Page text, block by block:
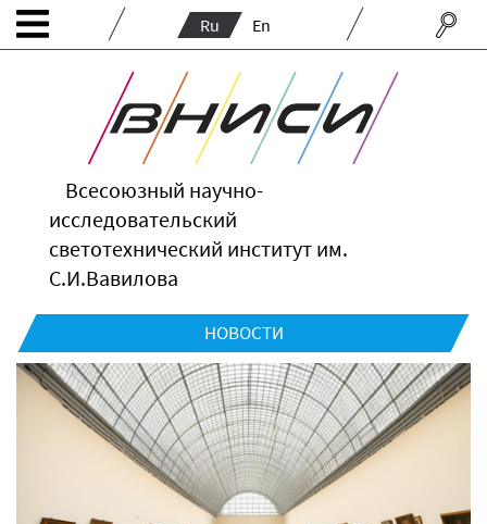
Ru En
Всесоюзный научно-
исследовательский
светотехнический институт им.
С.И.Вавилова
НОВОСТИ